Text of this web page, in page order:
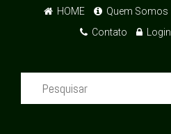
HOME Quem Somos
Contato
Login